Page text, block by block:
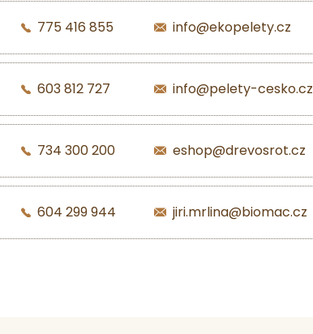
775 416 855 info@ekopelety.cz
603 812 727 info@pelety-cesko.cz
734 300 200 eshop@drevosrot.cz
604 299 944 jiri.mrlina@biomac.cz